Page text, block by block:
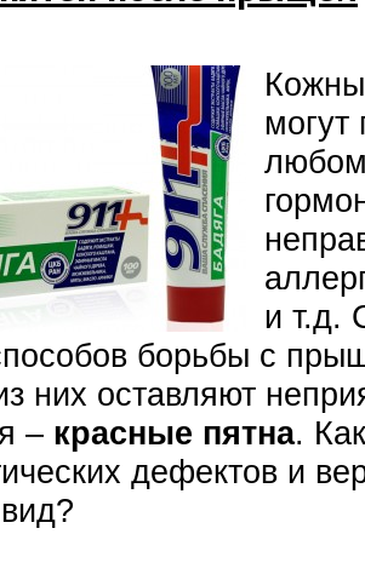
могут
любом
и т.д.
борьбы с
них оставляют
– красные пятна.
дефектов и